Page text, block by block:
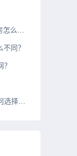
香港数据中心租赁选Mega-i机房怎么样？
同？
日本东京都数据中心如何？如何选择机房服务商？